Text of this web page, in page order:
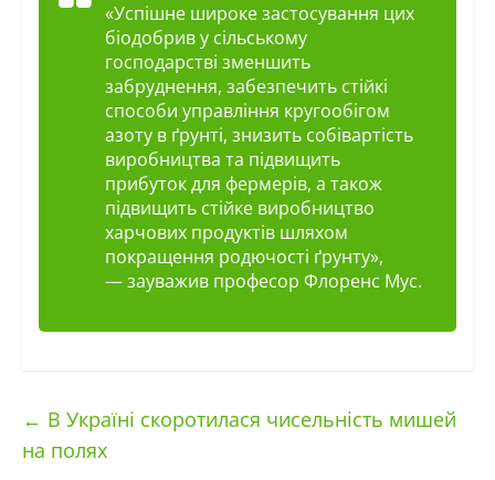
«Успішне широке застосування цих
біодобрив у сільському
господарстві зменшить
забруднення, забезпечить стійкі
способи управління кругообігом
азоту в ґрунті, знизить собівартість
виробництва та підвищить
прибуток для фермерів, а також
підвищить стійке виробництво
харчових продуктів шляхом
покращення родючості ґрунту»,
— зауважив професор Флоренс Мус.
← В Україні скоротилася чисельність мишей
на полях